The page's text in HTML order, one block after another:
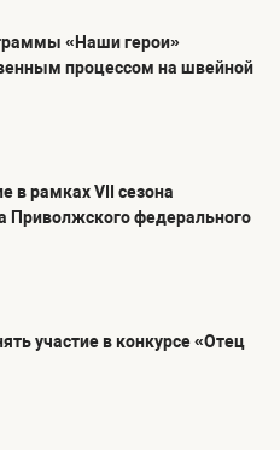
«Наши герои»
процессом на швейной
в рамках VII сезона
Приволжского федерального
участие в конкурсе «Отец